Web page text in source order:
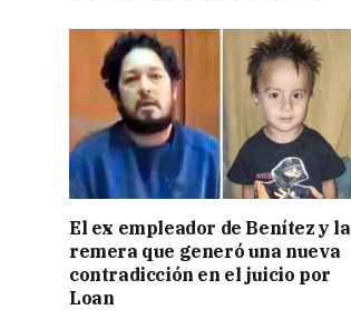
El ex empleador de Benítez y la
remera que generó una nueva
contradicción en el juicio por
Loan